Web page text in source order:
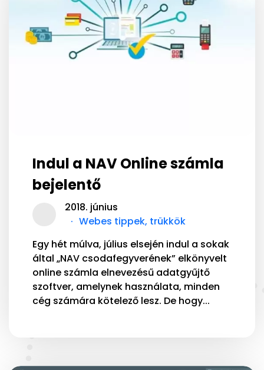
Indul a NAV Online számla
bejelentő
2018. június
Webes tippek, trükkök
Egy hét múlva, július elsején indul a sokak
által „NAV csodafegyverének” elkönyvelt
online számla elnevezésű adatgyűjtő
szoftver, amelynek használata, minden
cég számára kötelező lesz. De hogy...